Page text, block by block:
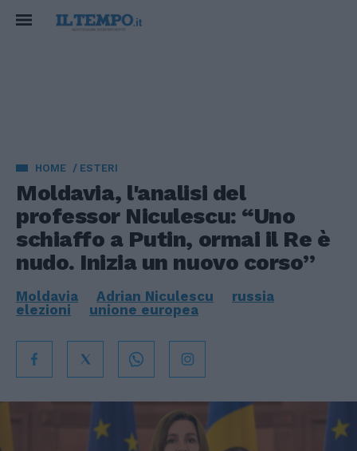
HOME ESTERI
Moldavia, l'analisi del
professor Niculescu: “Uno
schiaffo a Putin, ormai il Re è
nudo. Inizia un nuovo corso”
Moldavia Adrian Niculescu
russia
elezioni
unione europea